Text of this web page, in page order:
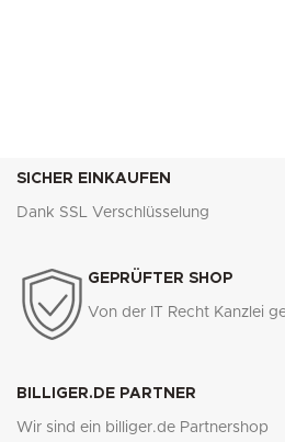
SICHER EINKAUFEN
Dank SSL Verschlüsselung
GEPRÜFTER SHOP
Von der IT Recht Kanzlei
BILLIGER.DE PARTNER
Wir sind ein billiger.de Partnershop